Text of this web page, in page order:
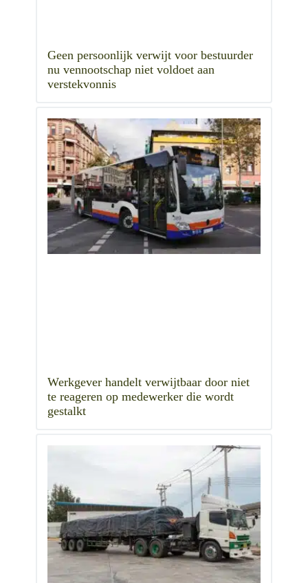
Geen persoonlijk verwijt voor bestuurder
nu vennootschap niet voldoet aan
verstekvonnis
Werkgever handelt verwijtbaar door niet
te reageren op medewerker die wordt
gestalkt